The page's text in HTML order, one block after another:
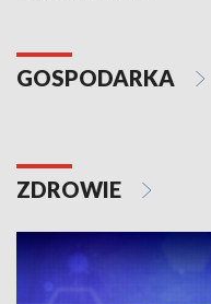
GOSPODARKA
ZDROWIE